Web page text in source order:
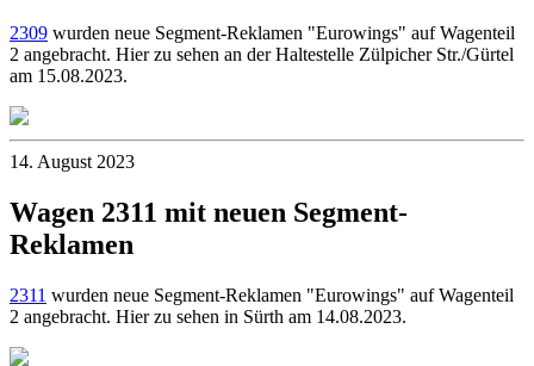
2309 wurden neue Segment-Reklamen "Eurowings" auf Wagenteil
2 angebracht. Hier zu sehen an der Haltestelle Zülpicher Str./Gürtel
am 15.08.2023.
14. August 2023
Wagen 2311 mit neuen Segment-
Reklamen
2311 wurden neue Segment-Reklamen "Eurowings" auf Wagenteil
2 angebracht. Hier zu sehen in Sürth am 14.08.2023.